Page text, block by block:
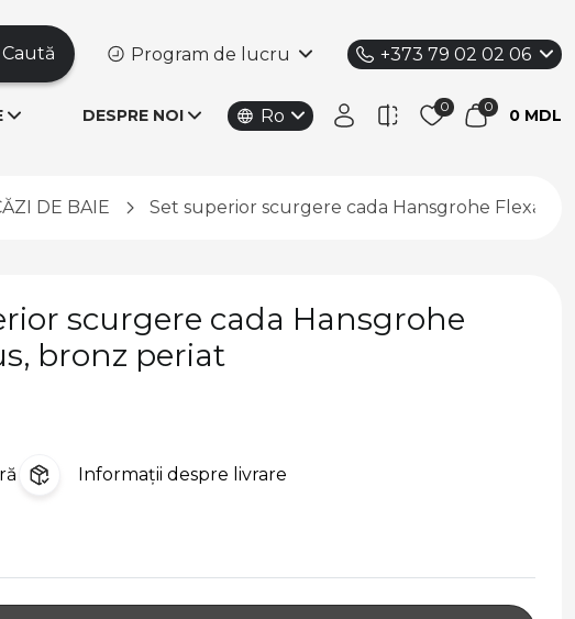
Caută Program de lucru +373 79 02 02 06
DESPRE NOI Ro 0 MDL
DE BAIE Set superior scurgere cada Hansgrohe
scurgere cada Hansgrohe
bronz periat
Informații despre livrare